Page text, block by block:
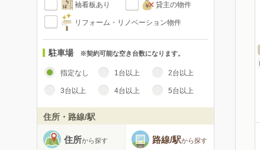
袖看板あり 貸主の物件
リフォーム・リノベーション物件
駐車場 ※契約可能な空き台数になります。
指定なし 1台以上 2台以上
3台以上 4台以上 5台以上
住所・路線/駅
住所から探す 路線/駅から探す